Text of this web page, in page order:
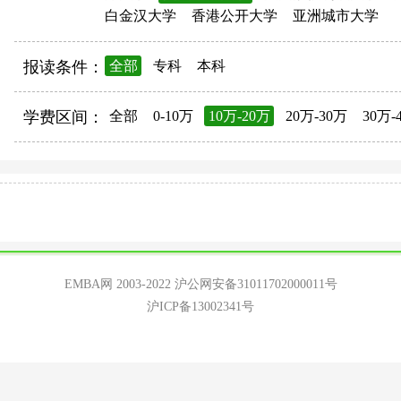
白金汉大学
香港公开大学 亚洲城市大学
报读条件： 全部 专科 本科
学费区间： 全部 0-10万 10万-20万 20万-30万 30万-
EMBA网 2003-2022 沪公网安备31011702000011号
沪ICP备13002341号